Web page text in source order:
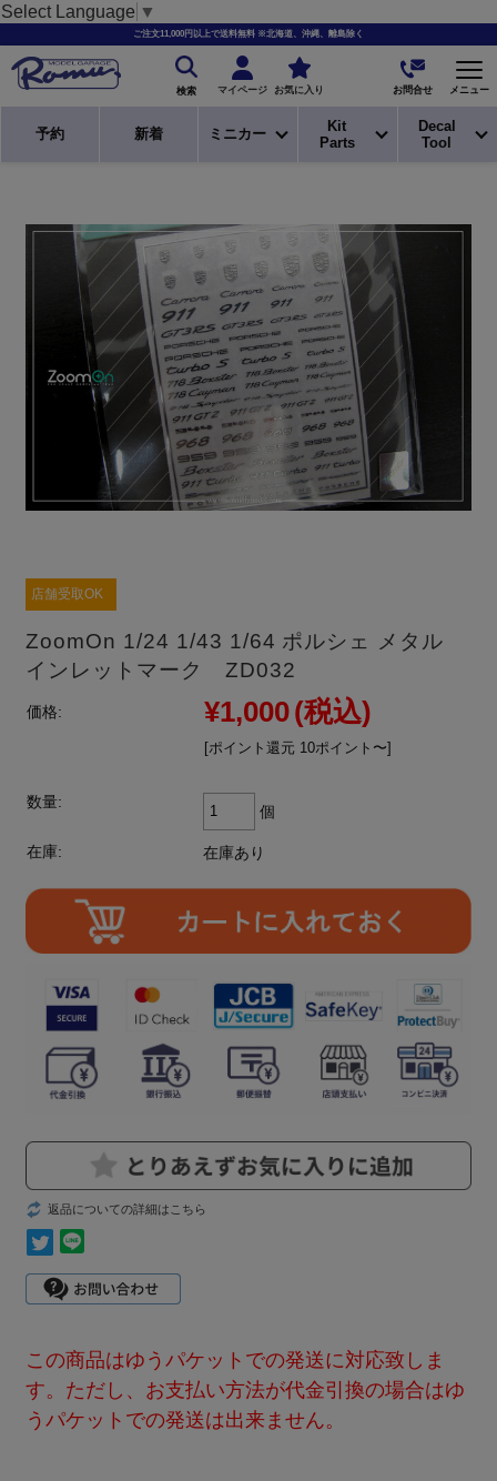
Select Language ▼
ご注文11,000円以上で送料無料 ※北海道、沖縄、離島除く
検索 マイページ お気に入り お問合せ メニュー
予約 新着 ミニカー
Kit
Parts
Decal
Tool
店舗受取OK
ZoomOn 1/24 1/43 1/64 ポルシェ メタル
インレットマーク ZD032
価格: ¥1,000(税込)
[ポイント還元 10ポイント〜]
数量:
個
在庫: 在庫あり
返品についての詳細はこちら
この商品はゆうパケットでの発送に対応致しま
す。ただし、お支払い方法が代金引換の場合はゆ
うパケットでの発送は出来ません。